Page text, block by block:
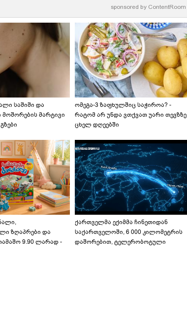
sponsored by ContentRoom
საშიში და
მარტივი
ომეგა-3 ზაფხულშიც საჭიროა? -
რატომ არ უნდა ვთქვათ უარი თევზზე
ცხელ დღეებში
ზღაპრები და
9.90 ლარად -
ქართველმა ექიმმა ჩინეთიდან
საქართველოში, 6 000 კილომეტრის
დაშორებით, ტელერობოტული